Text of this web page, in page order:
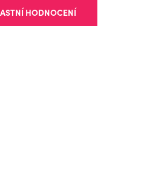
HODNOCENÍ